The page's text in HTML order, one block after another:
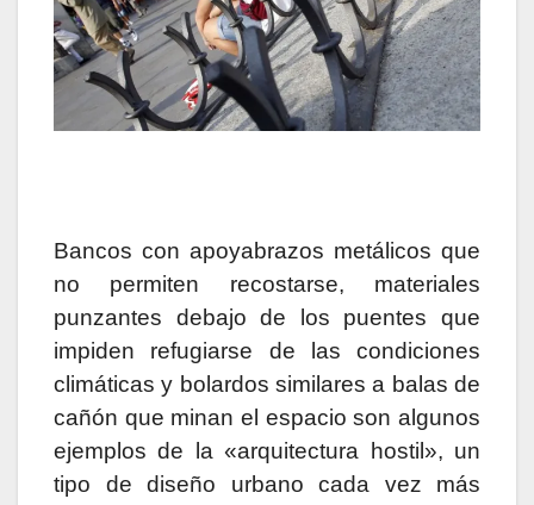
Bancos con apoyabrazos metálicos que
no permiten recostarse, materiales
punzantes debajo de los puentes que
impiden refugiarse de las condiciones
climáticas y bolardos similares a balas de
cañón que minan el espacio son algunos
ejemplos de la «arquitectura hostil», un
tipo de diseño urbano cada vez más